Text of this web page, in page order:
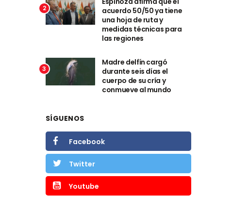
2
acuerdo 50/50 ya tiene
una hoja de ruta y
medidas técnicas para
las regiones
3
Madre delfín cargó
durante seis días el
cuerpo de su cría y
conmueve al mundo
SÍGUENOS
Facebook
Twitter
Youtube